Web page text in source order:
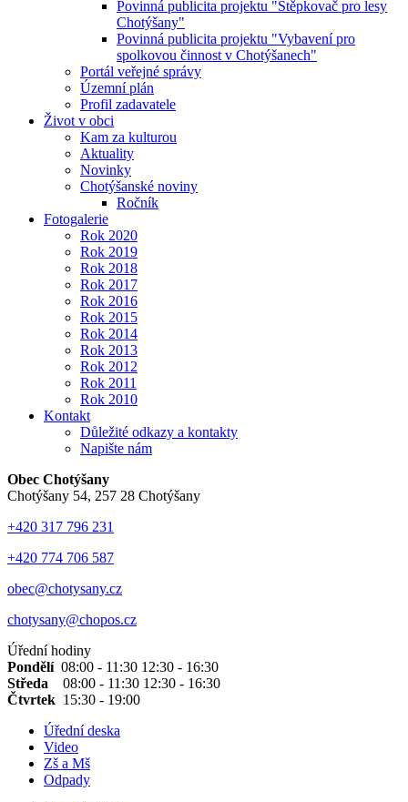
Povinná publicita projektu "Štěpkovač pro lesy
Chotýšany"
Povinná publicita projektu "Vybavení pro
spolkovou činnost v Chotýšanech"
Portál veřejné správy
Územní plán
Profil zadavatele
Život v obci
Kam za kulturou
Aktuality
Novinky
Chotýšanské noviny
Ročník
Fotogalerie
Rok 2020
Rok 2019
Rok 2018
Rok 2017
Rok 2016
Rok 2015
Rok 2014
Rok 2013
Rok 2012
Rok 2011
Rok 2010
Kontakt
Důležité odkazy a kontakty
Napište nám
Obec Chotýšany
Chotýšany 54, 257 28 Chotýšany
+420 317 796 231
+420 774 706 587
obec@chotysany.cz
chotysany@chopos.cz
Úřední hodiny
Pondělí 08:00 - 11:30 12:30 - 16:30
Středa 08:00 - 11:30 12:30 - 16:30
Čtvrtek 15:30 - 19:00
Úřední deska
Video
Zš a Mš
Odpady